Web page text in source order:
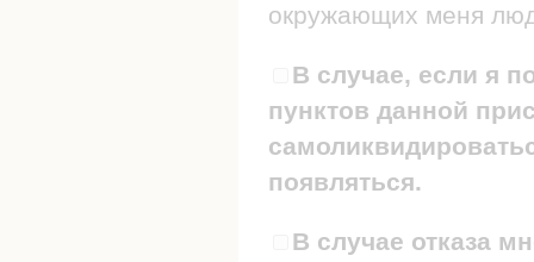
окружающих меня
В случае, если я
пунктов данной
появляться.
В случае отказа